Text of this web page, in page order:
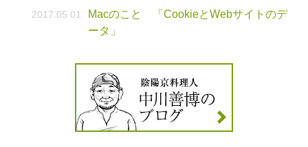
2017.05.01
Macのこと 「CookieとWebサイトのデ
ータ」